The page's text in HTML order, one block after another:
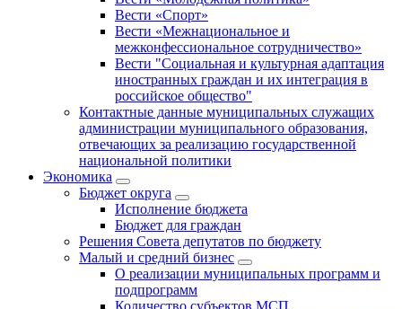
Вести «Спорт»
Вести «Межнациональное и
межконфессиональное сотрудничество»
Вести "Социальная и культурная адаптация
иностранных граждан и их интеграция в
российское общество"
Контактные данные муниципальных служащих
администрации муниципального образования,
отвечающих за реализацию государственной
национальной политики
Экономика
Бюджет округa
Исполнение бюджета
Бюджет для граждан
Решения Совета депутатов по бюджету
Малый и средний бизнес
О реализации муниципальных программ и
подпрограмм
Количество субъектов МСП